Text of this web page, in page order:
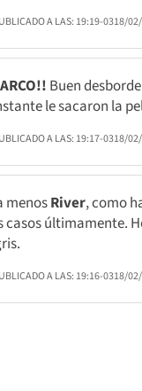
A LAS: 19:19-0318/
Buen
le sacaron la
A LAS: 19:17-0318/
menosRiver, como
casos últimamente.
A LAS: 19:16-0318/